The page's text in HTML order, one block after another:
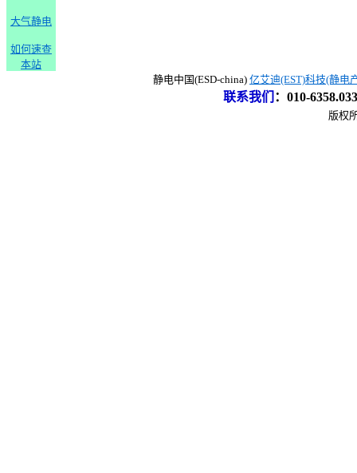
大气静电
如何速查
本站
静电中国(ESD-china) 亿艾迪(EST)科技(静电
联系我们 ： 010-
版权